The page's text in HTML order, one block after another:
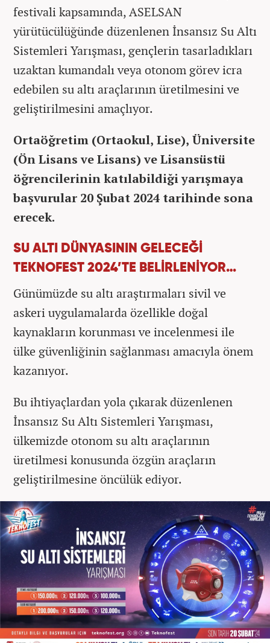
festivali kapsamında, ASELSAN
yürütücülüğünde düzenlenen İnsansız Su Altı
Sistemleri Yarışması, gençlerin tasarladıkları
uzaktan kumandalı veya otonom görev icra
edebilen su altı araçlarının üretilmesini ve
geliştirilmesini amaçlıyor.
Ortaöğretim (Ortaokul, Lise), Üniversite
(Ön Lisans ve Lisans) ve Lisansüstü
öğrencilerinin katılabildiği yarışmaya
başvurular 20 Şubat 2024 tarihinde sona
erecek.
SU ALTI DÜNYASININ GELECEĞİ
TEKNOFEST 2024’TE BELİRLENİYOR…
Günümüzde su altı araştırmaları sivil ve
askeri uygulamalarda özellikle doğal
kaynakların korunması ve incelenmesi ile
ülke güvenliğinin sağlanması amacıyla önem
kazanıyor.
Bu ihtiyaçlardan yola çıkarak düzenlenen
İnsansız Su Altı Sistemleri Yarışması,
ülkemizde otonom su altı araçlarının
üretilmesi konusunda özgün araçların
geliştirilmesine öncülük ediyor.